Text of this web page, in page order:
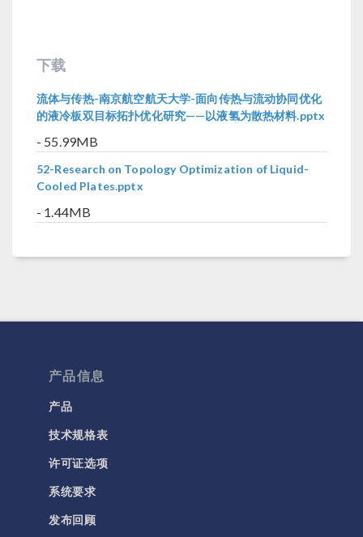
下载
流体与传热-南京航空航天大学-面向传热与流动协同优化
的液冷板双目标拓扑优化研究——以液氢为散热材料.pptx
- 55.99MB
52-Research on Topology Optimization of Liquid-
Cooled Plates.pptx
- 1.44MB
产品信息
产品
技术规格表
许可证选项
系统要求
发布回顾